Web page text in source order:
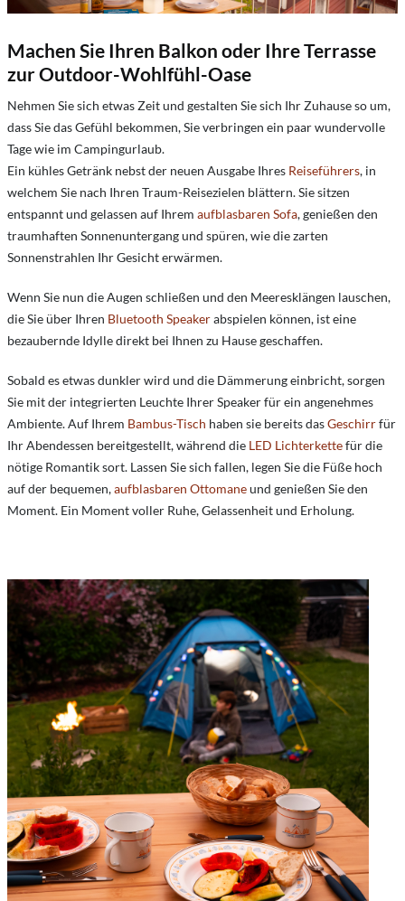
Machen Sie Ihren Balkon oder Ihre Terrasse
zur Outdoor-Wohlfühl-Oase
Nehmen Sie sich etwas Zeit und gestalten Sie sich Ihr Zuhause so um,
dass Sie das Gefühl bekommen, Sie verbringen ein paar wundervolle
Tage wie im Campingurlaub.
Ein kühles Getränk nebst der neuen Ausgabe Ihres Reiseführers, in
welchem Sie nach Ihren Traum-Reisezielen blättern. Sie sitzen
entspannt und gelassen auf Ihrem aufblasbaren Sofa, genießen den
traumhaften Sonnenuntergang und spüren, wie die zarten
Sonnenstrahlen Ihr Gesicht erwärmen.
Wenn Sie nun die Augen schließen und den Meeresklängen lauschen,
die Sie über Ihren Bluetooth Speakerabspielen können, ist eine
bezaubernde Idylle direkt bei Ihnen zu Hause geschaffen.
Sobald es etwas dunkler wird und die Dämmerung einbricht, sorgen
Sie mit der integrierten Leuchte Ihrer Speaker für ein angenehmes
Ambiente. Auf Ihrem Bambus-Tisch haben sie bereits dasGeschirrfür
Ihr Abendessen bereitgestellt, während die LED Lichterkettefür die
nötige Romantik sort. Lassen Sie sich fallen, legen Sie die Füße hoch
auf der bequemen,aufblasbaren Ottomaneund genießen Sie den
Moment. Ein Moment voller Ruhe, Gelassenheit und Erholung.